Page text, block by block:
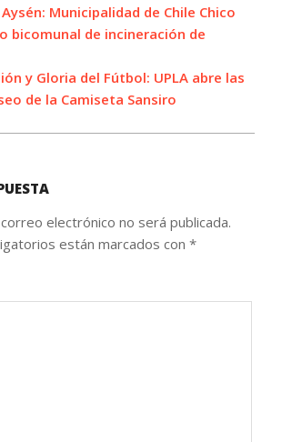
Aysén: Municipalidad de Chile Chico
bicomunal de incineración de
y Gloria del Fútbol: UPLA abre las
de la Camiseta Sansiro
electrónico no será publicada.
están marcados con *